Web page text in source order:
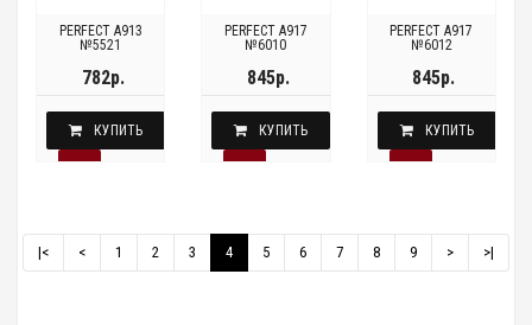
PERFECT A913
№5521
782р.
КУПИТЬ
PERFECT A917
№6010
845р.
КУПИТЬ
PERFECT A917
№6012
845р.
КУПИТЬ
|< < 1 2 3 4 5 6 7 8 9 > >|